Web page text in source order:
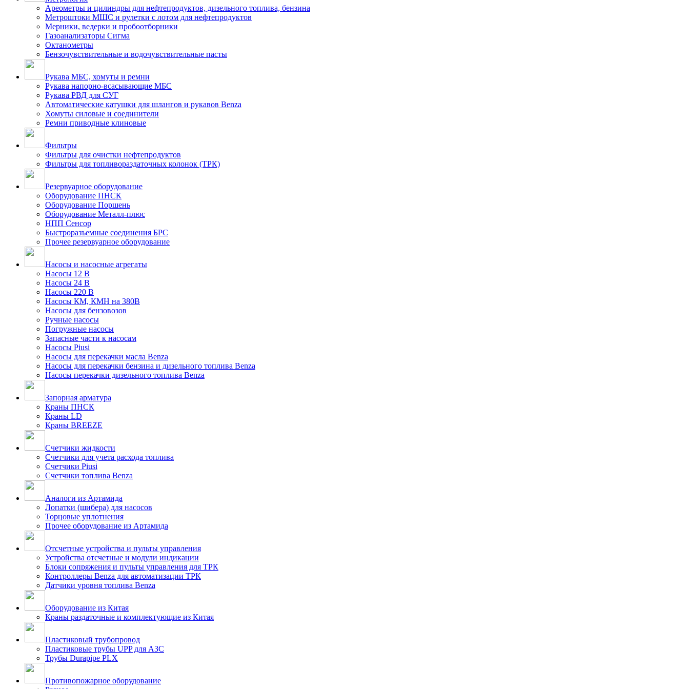
Ареометры и цилиндры для нефтепродуктов, дизельного топлива, бензина
Метроштоки МШС и рулетки с лотом для нефтепродуктов
Мерники, ведерки и пробоотборники
Газоанализаторы Сигма
Октанометры
Бензочувствительные и водочувствительные пасты
Рукава МБС, хомуты и ремни
Рукава напорно-всасывающие МБС
Рукава РВД для СУГ
Автоматические катушки для шлангов и рукавов Benza
Хомуты силовые и соединители
Ремни приводные клиновые
Фильтры
Фильтры для очистки нефтепродуктов
Фильтры для топливораздаточных колонок (ТРК)
Резервуарное оборудование
Оборудование ПНСК
Оборудование Поршень
Оборудование Металл-плюс
НПП Сенсор
Быстроразъемные соединения БРС
Прочее резервуарное оборудование
Насосы и насосные агрегаты
Насосы 12 В
Насосы 24 В
Насосы 220 В
Насосы КМ, КМН на 380В
Насосы для бензовозов
Ручные насосы
Погружные насосы
Запасные части к насосам
Насосы Piusi
Насосы для перекачки масла Benza
Насосы для перекачки бензина и дизельного топлива Benza
Насосы перекачки дизельного топлива Benza
Запорная арматура
Краны ПНСК
Краны LD
Краны BREEZE
Счетчики жидкости
Счетчики для учета расхода топлива
Счетчики Piusi
Счетчики топлива Benza
Аналоги из Артамида
Лопатки (шибера) для насосов
Торцовые уплотнения
Прочее оборудование из Артамида
Отсчетные устройства и пульты управления
Устройства отсчетные и модули индикации
Блоки сопряжения и пульты управления для ТРК
Контроллеры Benza для автоматизации ТРК
Датчики уровня топлива Benza
Оборудование из Китая
Краны раздаточные и комплектующие из Китая
Пластиковый трубопровод
Пластиковые трубы UPP для АЗС
Трубы Durapipe PLX
Противопожарное оборудование